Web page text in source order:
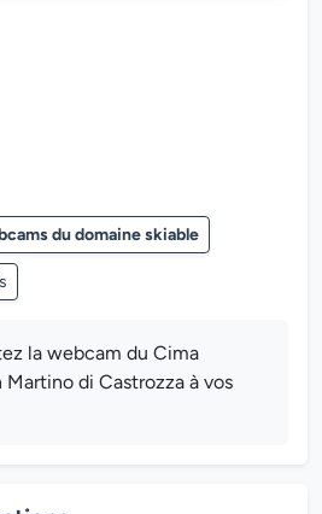
du domaine skiable
la webcam du Cima
Martino di Castrozza à vos